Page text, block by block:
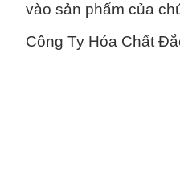
vào sản phẩm của
Công Ty Hóa Chất